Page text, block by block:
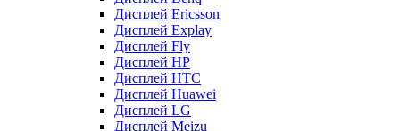
Дисплей Ericsson
Дисплей Explay
Дисплей Fly
Дисплей HP
Дисплей HTC
Дисплей Huawei
Дисплей LG
Дисплей Meizu